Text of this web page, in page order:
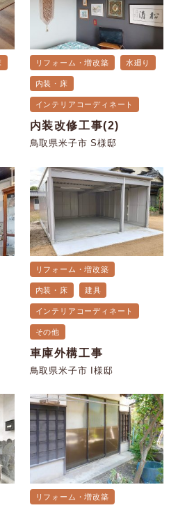
リフォーム・増改築 水廻り
内装・床
インテリアコーディネート
内装改修工事(2)
鳥取県米子市 S様邸
リフォーム・増改築
内装・床 建具
インテリアコーディネート
その他
車庫外構工事
鳥取県米子市 I様邸
リフォーム・増改築